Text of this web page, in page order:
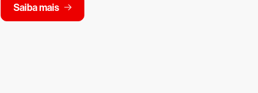
Saiba mais